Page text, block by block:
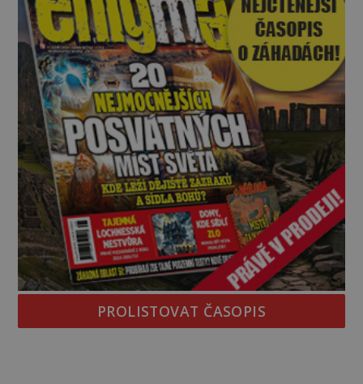
PROLISTOVAT ČASOPIS